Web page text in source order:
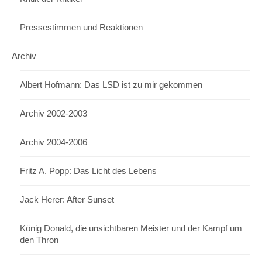
Pressestimmen und Reaktionen
Archiv
Albert Hofmann: Das LSD ist zu mir gekommen
Archiv 2002-2003
Archiv 2004-2006
Fritz A. Popp: Das Licht des Lebens
Jack Herer: After Sunset
König Donald, die unsichtbaren Meister und der Kampf um
den Thron